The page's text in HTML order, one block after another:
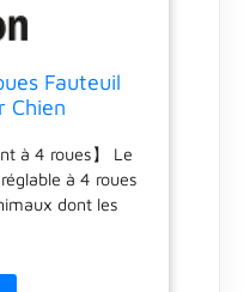
Fauteuil
Chien
pour
Et Arrière
de Marche
à 4 roues】 Le
à 4 roues
dont les
d'un